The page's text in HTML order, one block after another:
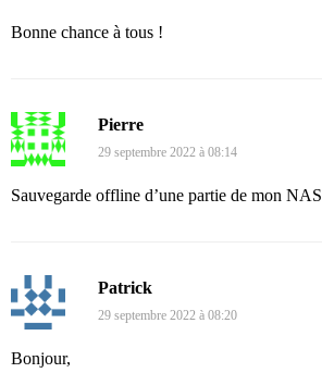
Bonne chance à tous !
Pierre
29 septembre 2022 à 08:14
Sauvegarde offline d’une partie de mon NAS
Patrick
29 septembre 2022 à 08:20
Bonjour,